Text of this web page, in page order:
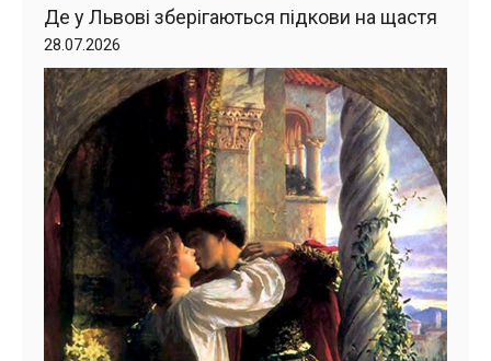
Де у Львові зберігаються підкови на щастя
28.07.2026